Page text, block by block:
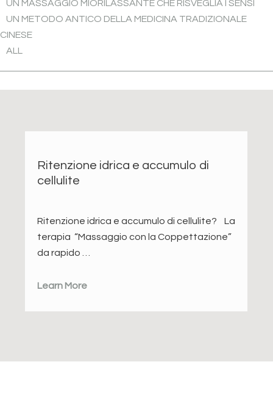
UN MASSAGGIO MIORILASSANTE CHE RISVEGLIA I SENSI
UN METODO ANTICO DELLA MEDICINA TRADIZIONALE
CINESE
ALL
Ritenzione idrica e accumulo di
cellulite
Ritenzione idrica e accumulo di cellulite? La
terapia “Massaggio con la Coppettazione”
da rapido …
Learn More